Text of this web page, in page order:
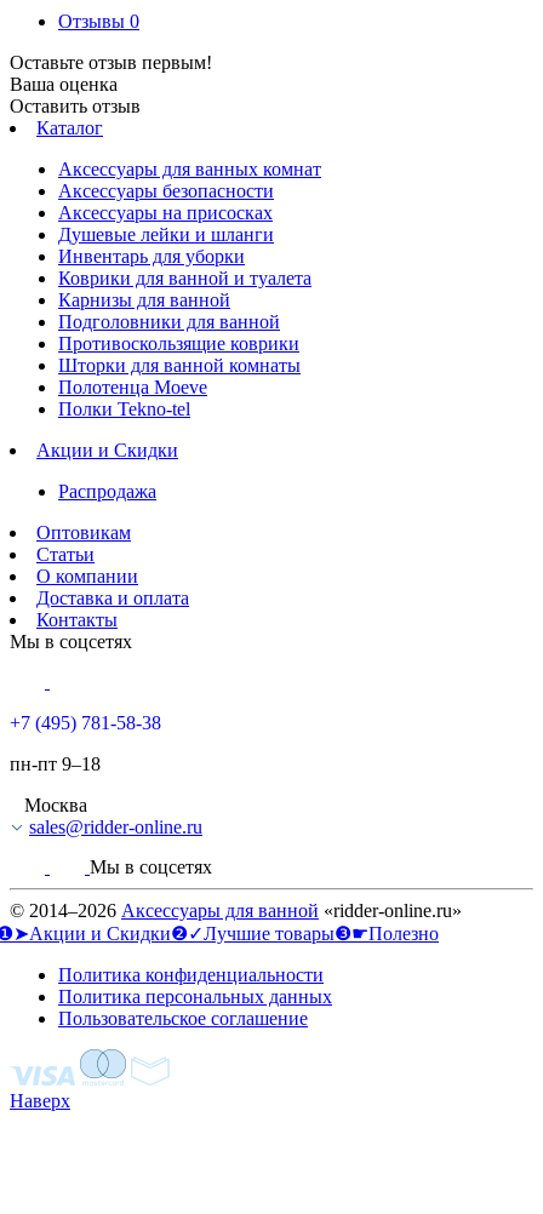
Отзывы 0
Оставьте отзыв первым!
Ваша оценка
Оставить отзыв
Каталог
Аксессуары для ванных комнат
Аксессуары безопасности
Аксессуары на присосках
Душевые лейки и шланги
Инвентарь для уборки
Коврики для ванной и туалета
Карнизы для ванной
Подголовники для ванной
Противоскользящие коврики
Шторки для ванной комнаты
Полотенца Moeve
Полки Tekno-tel
Акции и Скидки
Распродажа
Оптовикам
Статьи
О компании
Доставка и оплата
Контакты
Мы в соцсетях
+7 (495) 781-58-38
пн-пт 9–18
Москва
sales@ridder-online.ru
Мы в соцсетях
© 2014–2026 Аксессуары для ванной «ridder-online.ru»
и Скидки❷✓Лучшие товары❸☛Полезно
Политика конфиденциальности
Политика персональных данных
Пользовательское соглашение
Наверх